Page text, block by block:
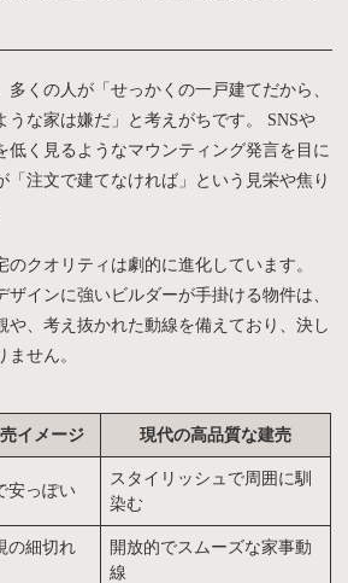
くの人が「せっかくの一戸建てだから、
うな家は嫌だ」と考えがちです。 SNSや
低く見るようなマウンティング発言を目に
「注文で建てなければ」という見栄や焦り
のクオリティは劇的に進化しています。
ザインに強いビルダーが手掛ける物件は、
や、考え抜かれた動線を備えており、決し
せん。
イメージ 現代の高品質な建売
安っぽい
スタイリッシュで周囲に馴
染む
の細切れ
開放的でスムーズな家事動
線